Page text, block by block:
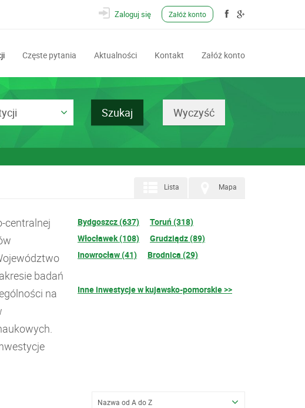
Zaloguj się Załóż konto
Częste pytania Aktualności Kontakt Załóż konto
Mapa
Lista
centralnej
badań
na
Bydgoszcz (637)
Toruń (318)
Włocławek (108)
Grudziądz (89)
Inowrocław (41)
Brodnica (29)
Inne inwestycje w kujawsko-pomorskie >>
Nazwa od A do Z